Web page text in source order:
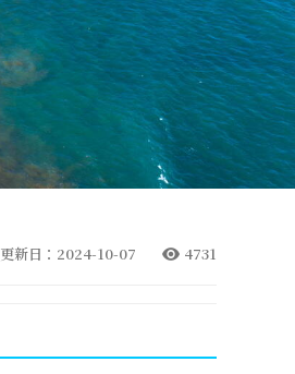
更新日：2024-10-07 4731